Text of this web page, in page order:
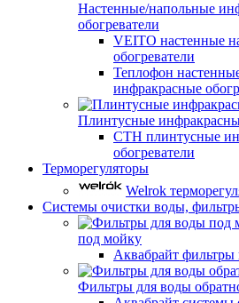
Настенные/напольные
обогреватели
VEITO настенные
обогреватели
Теплофон
инфракрасные
Плинтусные
СТН плинтусные
обогреватели
Терморегуляторы
Welrok
Системы очистки воды,
под мойку
Аквабрайт
Фильтры для воды